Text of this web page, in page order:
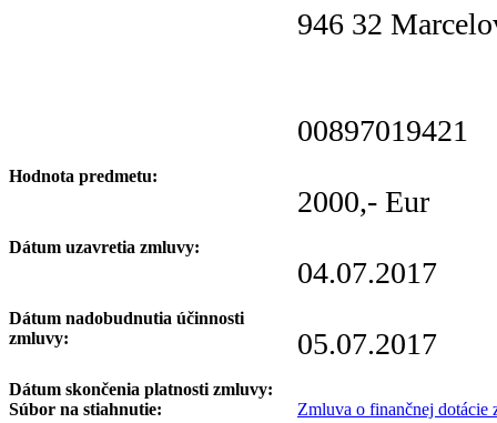
946 32
00897019421
Hodnota predmetu:
2000,- Eur
Dátum uzavretia zmluvy:
04.07.2017
Dátum nadobudnutia účinnosti
zmluvy:
05.07.2017
Dátum skončenia platnosti zmluvy:
Súbor na stiahnutie:
Zmluva o finančnej dotácie